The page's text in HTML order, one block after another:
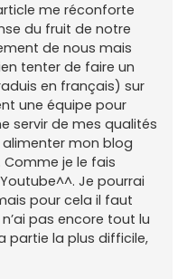
me réconforte
du fruit de notre
de nous mais
tenter de faire un
en français) sur
une équipe pour
servir de mes qualités
mon blog
je le fais
Je pourrai
pour cela il faut
pas encore tout lu
partie la plus difficile,